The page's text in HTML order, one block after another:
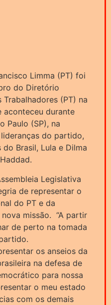
Limma (PT) foi
do Diretório
(PT) na
aconteceu durante
Paulo (SP), na
do partido,
Brasil, Lula e Dilma
Legislativa
de representar o
do PT e da
missão. “A partir
de perto na tomada
os anseios da
na defesa de
para nossa
o meu estado
com os demais